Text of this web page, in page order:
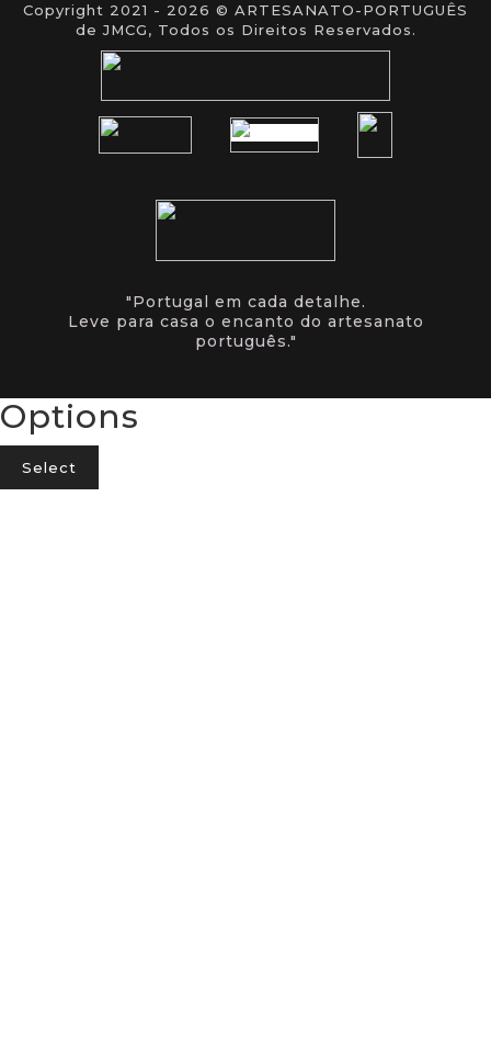
Copyright 2021 - 2026 © ARTESANATO-PORTUGUÊS
de JMCG, Todos os Direitos Reservados.
"Portugal em cada detalhe.
Leve para casa o encanto do artesanato
português."
Options
Select